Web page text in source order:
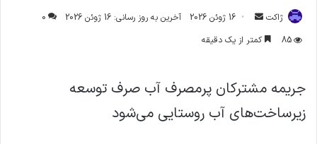
ژاکت
ارسال
ایمیل
16 ژوئن 2026 آخرین به روز رسانی: 16 ژوئن 2026
0
85
کمتر از یک دقیقه
جریمه مشترکان پرمصرف آب صرف توسعه
زیرساخت‌های آب روستایی می‌شود